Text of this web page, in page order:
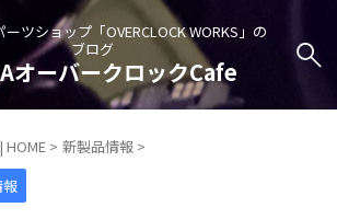
ツショップ「OVERCLOCK WORKS」の
ブログ
オーバークロックCafe
HOME > 新製品情報 >